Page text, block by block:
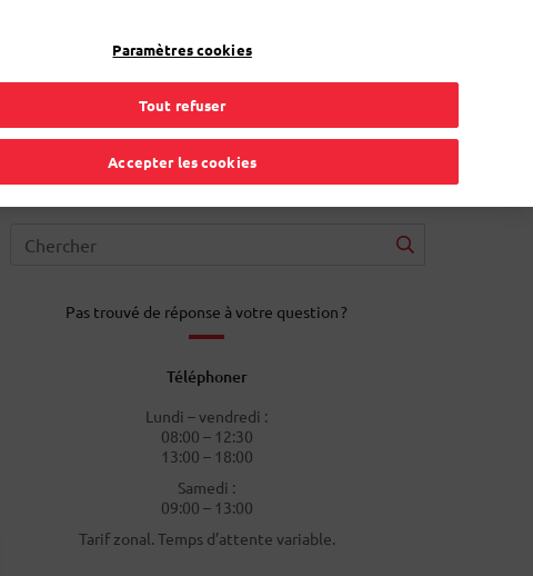
Résidentiel
Pas trouvé de réponse à votre question ?
Téléphoner
Lundi – vendredi :
08:00 – 12:30
13:00 – 18:00
Samedi :
09:00 – 13:00
Tarif zonal. Temps d’attente variable.
Paramètres cookies
Tout refuser
Accepter les cookies